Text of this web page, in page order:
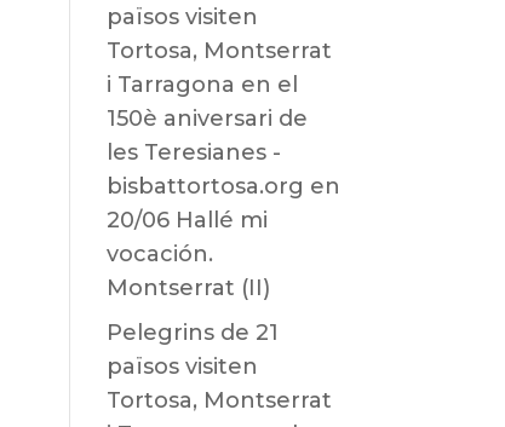
països visiten
Tortosa, Montserrat
i Tarragona en el
150è aniversari de
les Teresianes -
bisbattortosa.org en
20/06 Hallé mi
vocación.
Montserrat (II)
Pelegrins de 21
països visiten
Tortosa, Montserrat